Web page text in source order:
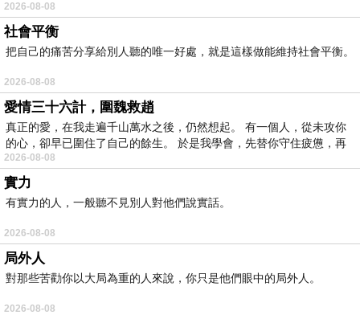
2026-08-08
社會平衡
把自己的痛苦分享給別人聽的唯一好處，就是這樣做能維持社會平衡。
2026-08-08
愛情三十六計，圍魏救趙
真正的愛，在我走遍千山萬水之後，仍然想起。 有一個人，從未攻你
的心，卻早已圍住了自己的餘生。 於是我學會，先替你守住疲憊，再
2026-08-08
實力
有實力的人，一般聽不見別人對他們說實話。
2026-08-08
局外人
對那些苦勸你以大局為重的人來說，你只是他們眼中的局外人。
2026-08-08